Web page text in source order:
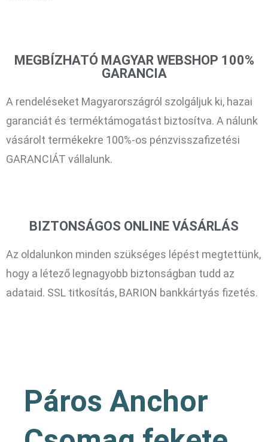
MEGBÍZHATÓ MAGYAR WEBSHOP 100%
GARANCIA
A rendeléseket Magyarországról szolgáljuk ki, hazai
garanciát és terméktámogatást biztosítva. A nálunk
vásárolt termékekre 100%-os pénzvisszafizetési
GARANCIÁT vállalunk.
BIZTONSÁGOS ONLINE VÁSÁRLÁS
Az oldalunkon minden szükséges lépést megtettünk,
hogy a létező legnagyobb biztonságban tudd az
adataid. SSL titkosítás, BARION bankkártyás fizetés.
Páros Anchor